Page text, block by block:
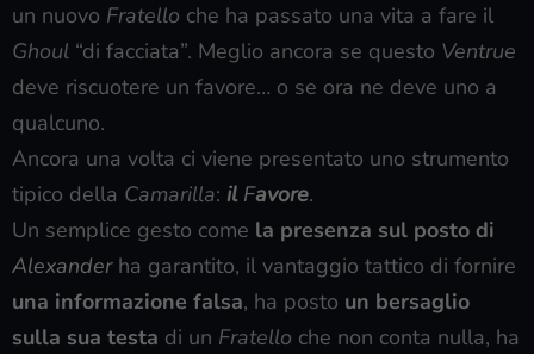
un nuovo Fratello che ha passato una vita a fare il
Ghoul “di facciata”. Meglio ancora se questo Ventrue
deve riscuotere un favore… o se ora ne deve uno a
qualcuno.
Ancora una volta ci viene presentato uno strumento
tipico della Camarilla: il Favore.
Un semplice gesto come la presenza sul posto di
Alexanderha garantito, il vantaggio tattico di fornire
una informazione falsa, ha posto un bersaglio
sulla sua testa di un Fratello che non conta nulla, ha